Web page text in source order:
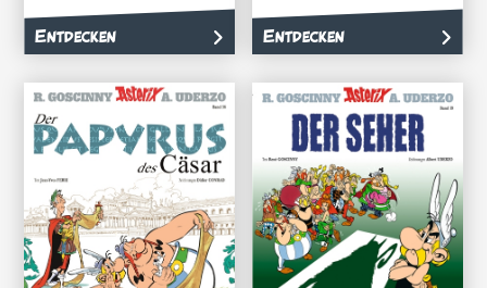
Entdecken Entdecken